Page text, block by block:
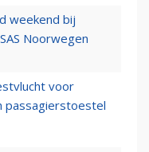
weekend bij
Noorwegen
voor
passagierstoestel